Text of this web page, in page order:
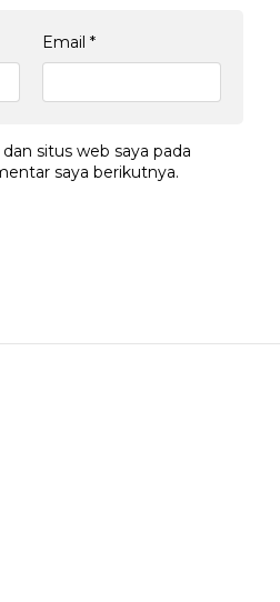
Email *
situs web saya pada
saya berikutnya.